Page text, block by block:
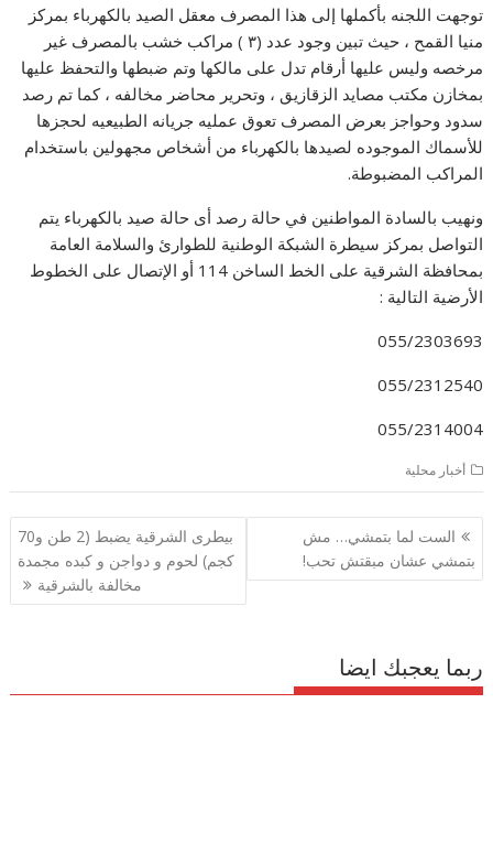
توجهت اللجنه بأكملها إلى هذا المصرف معقل الصيد بالكهرباء بمركز
منيا القمح ، حيث تبين وجود عدد (٣ ) مراكب خشب بالمصرف غير
مرخصه وليس عليها أرقام تدل على مالكها وتم ضبطها والتحفظ عليها
بمخازن مكتب مصايد الزقازيق ، وتحرير محاضر مخالفه ، كما تم رصد
سدود وحواجز بعرض المصرف تعوق عمليه جريانه الطبيعيه لحجزها
للأسماك الموجوده لصيدها بالكهرباء من أشخاص مجهولين باستخدام
المراكب المضبوطة.
ونهيب بالسادة المواطنين في حالة رصد أى حالة صيد بالكهرباء يتم
التواصل بمركز سيطرة الشبكة الوطنية للطوارئ والسلامة العامة
بمحافظة الشرقية على الخط الساخن 114 أو الإتصال على الخطوط
الأرضية التالية :
055/2303693
055/2312540
055/2314004
أخبار محلية
تصفّح
المقالات
الست لما بتمشي… مش
بتمشي عشان مبقتش تحب!
بيطرى الشرقية يضبط (2 طن و70
كجم) لحوم و دواجن و كبده مجمدة
مخالفة بالشرقية
ربما يعجبك ايضا